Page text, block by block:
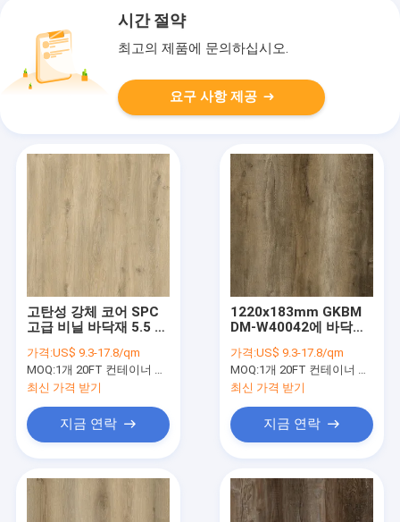
시간 절약
최고의 제품에 문의하십시오.
요구 사항 제공
고탄성 강체 코어 SPC
고급 비닐 바닥재 5.5 밀
GKBM DM-W40036
가격:US$ 9.3-17.8/qm
MOQ:1개 20FT 컨테이너 또는 2500 평방미터 ;
최신 가격 받기
지금 연락
1220x183mm GKBM
DM-W40042에 바닥을
SPC 강체 코어
가격:US$ 9.3-17.8/qm
MOQ:1개 20FT 컨테이너 또는 2500 평방미터 ;
최신 가격 받기
지금 연락